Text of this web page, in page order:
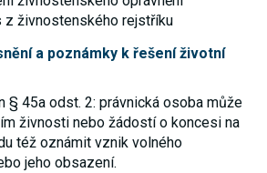
živnostenského rejstříku
a poznámky k řešení životní
§ 45a odst. 2: právnická osoba může
živnosti nebo žádostí o koncesi na
též oznámit vznik volného
jeho obsazení.